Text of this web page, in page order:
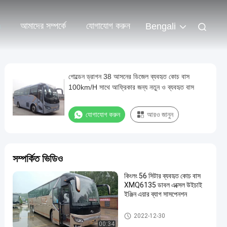
আমাদের সম্পর্কে যোগাযোগ করুন Bengali
গোল্ডেন ড্রাগন 38 আসনের ডিজেল ব্যবহৃত কোচ বাস
100km/H সাথে আফ্রিকার জন্য নতুন ও ব্যবহৃত বাস
যোগাযোগ করুন আরও জানুন
সম্পর্কিত ভিডিও
00:34
কিংলং 56 সিটার ব্যবহৃত কোচ বাস
XMQ6135 ডাবল এক্সেল উইচাই
ইঞ্জিন এয়ার ব্যাগ সাসপেনশন
ব্যবহৃত ট্যুর বাস
2022-12-30